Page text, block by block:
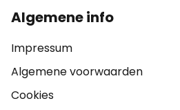
Algemene info
Impressum
Algemene voorwaarden
Cookies